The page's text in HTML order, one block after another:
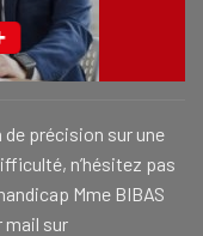
précision sur une
n’hésitez pas
Mme BIBAS
mail sur